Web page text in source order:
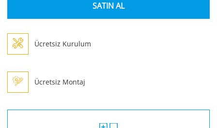
SATIN AL
Ücretsiz Kurulum
Ücretsiz Montaj